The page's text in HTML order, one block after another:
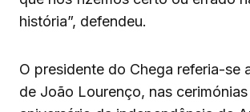
história”, defendeu.
O presidente do Chega referia-se
de João Lourenço, nas